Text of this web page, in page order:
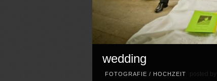
wedding
FOTOGRAFIE / HOCHZEIT posted by